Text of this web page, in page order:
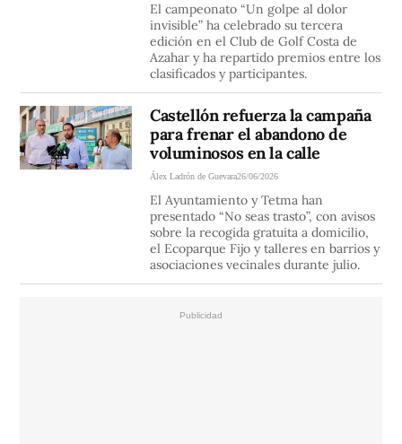
El campeonato “Un golpe al dolor
invisible” ha celebrado su tercera
edición en el Club de Golf Costa de
Azahar y ha repartido premios entre los
clasificados y participantes.
Castellón refuerza la campaña
para frenar el abandono de
voluminosos en la calle
Álex Ladrón de Guevara26/06/2026
El Ayuntamiento y Tetma han
presentado “No seas trasto”, con avisos
sobre la recogida gratuita a domicilio,
el Ecoparque Fijo y talleres en barrios y
asociaciones vecinales durante julio.